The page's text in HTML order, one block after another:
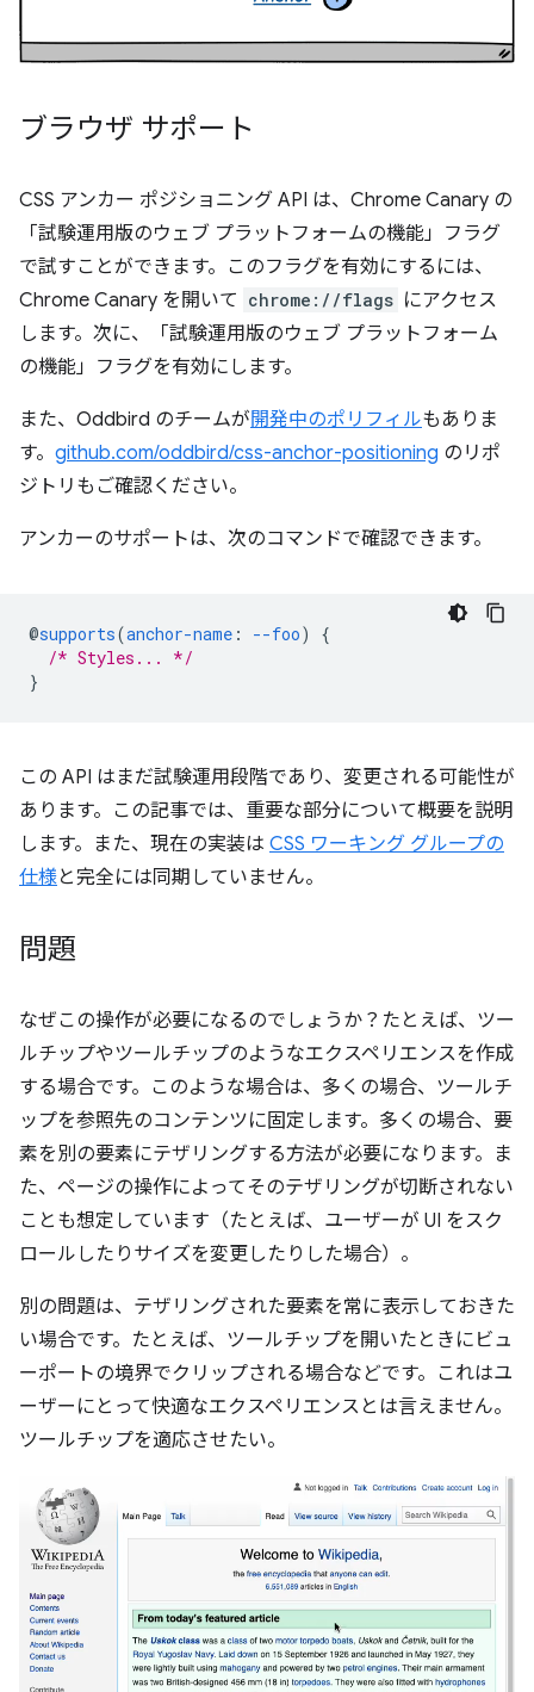
ブラウザ サポート
CSS アンカー ポジショニング API は、Chrome Canary の
「試験運用版のウェブ プラットフォームの機能」フラグ
で試すことができます。このフラグを有効にするには、
Chrome Canary を開いて chrome://flags にアクセス
します。次に、「試験運用版のウェブ プラットフォーム
の機能」フラグを有効にします。
また、Oddbird のチームが開発中のポリフィルもありま
す。 github.com/oddbird/css-anchor-positioning のリポ
ジトリもご確認ください。
アンカーのサポートは、次のコマンドで確認できます。
@supports(anchor-name : --foo)
{
/* Styles... */
}
この API はまだ試験運用段階であり、変更される可能性が
あります。この記事では、重要な部分について概要を説明
します。また、現在の実装は CSS ワーキング グループの
仕様と完全には同期していません。
問題
なぜこの操作が必要になるのでしょうか？たとえば、ツー
ルチップやツールチップのようなエクスペリエンスを作成
する場合です。このような場合は、多くの場合、ツールチ
ップを参照先のコンテンツに固定します。多くの場合、要
素を別の要素にテザリングする方法が必要になります。ま
た、ページの操作によってそのテザリングが切断されない
ことも想定しています（たとえば、ユーザーが UI をスク
ロールしたりサイズを変更したりした場合）。
別の問題は、テザリングされた要素を常に表示しておきた
い場合です。たとえば、ツールチップを開いたときにビュ
ーポートの境界でクリップされる場合などです。これはユ
ーザーにとって快適なエクスペリエンスとは言えません。
ツールチップを適応させたい。